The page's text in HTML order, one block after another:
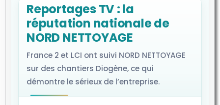
Reportages TV : la
réputation nationale de
NORD NETTOYAGE
France 2 et LCI ont suivi NORD NETTOYAGE
sur des chantiers Diogène, ce qui
démontre le sérieux de l’entreprise.